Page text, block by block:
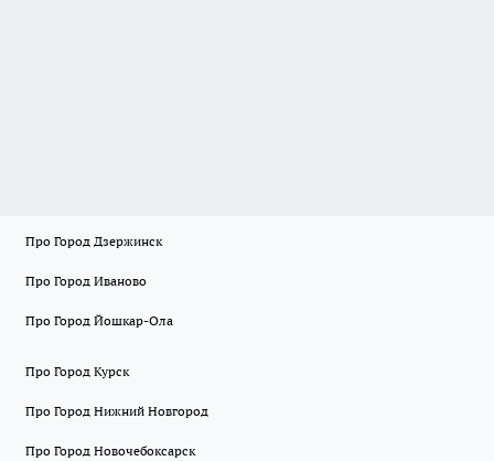
Про Город Дзержинск
Про Город Иваново
Про Город Йошкар-Ола
Про Город Курск
Про Город Нижний Новгород
Про Город Новочебоксарск